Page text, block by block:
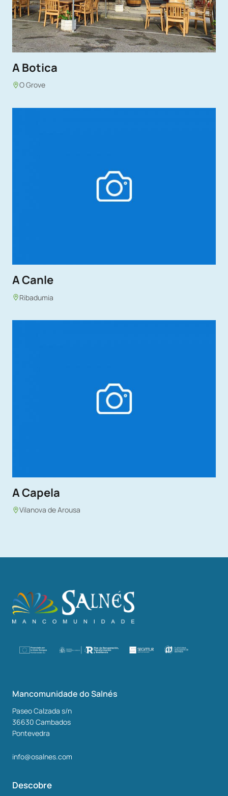
A Botica
O Grove
A Canle
Ribadumia
A Capela
Vilanova de Arousa
Mancomunidade do Salnés
Paseo Calzada s/n
36630 Cambados
Pontevedra
info@osalnes.com
Descobre